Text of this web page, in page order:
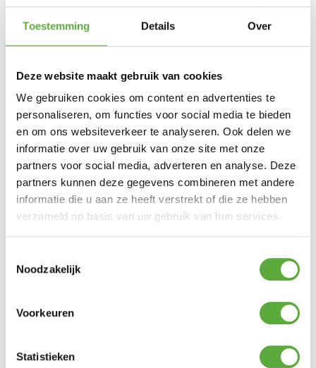
Toestemming Details Over
Deze website maakt gebruik van cookies
We gebruiken cookies om content en advertenties te
personaliseren, om functies voor social media te bieden
en om ons websiteverkeer te analyseren. Ook delen we
informatie over uw gebruik van onze site met onze
partners voor social media, adverteren en analyse. Deze
partners kunnen deze gegevens combineren met andere
informatie die u aan ze heeft verstrekt of die ze hebben
verzameld op basis van uw gebruik van hun services.
Noodzakelijk
Voorkeuren
Statistieken
Kleur 2
terre
Materiaal
Breedte
67,5 cm
Diepte
72,5 cm
Hoogte
86,5 cm
Zit hoogte 49,5 cm
Zit diepte
56,5 cm